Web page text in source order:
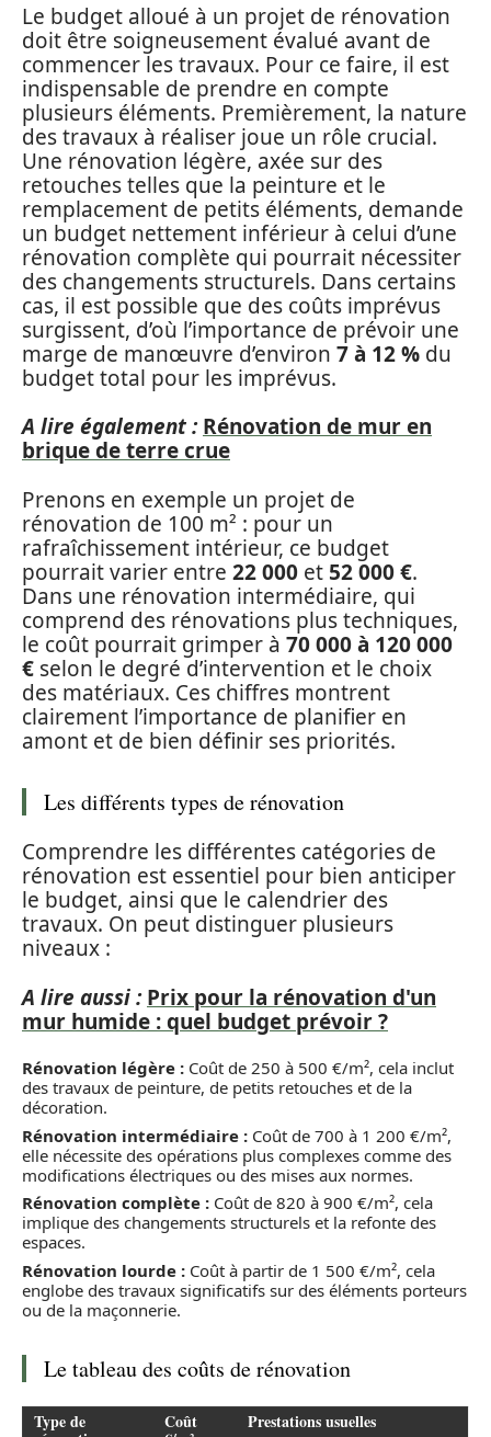
Le budget alloué à un projet de rénovation
doit être soigneusement évalué avant de
commencer les travaux. Pour ce faire, il est
indispensable de prendre en compte
plusieurs éléments. Premièrement, la nature
des travaux à réaliser joue un rôle crucial.
Une rénovation légère, axée sur des
retouches telles que la peinture et le
remplacement de petits éléments, demande
un budget nettement inférieur à celui d’une
rénovation complète qui pourrait nécessiter
des changements structurels. Dans certains
cas, il est possible que des coûts imprévus
surgissent, d’où l’importance de prévoir une
marge de manœuvre d’environ 7 à 12 % du
budget total pour les imprévus.
A lire également : Rénovation de mur en
brique de terre crue
Prenons en exemple un projet de
rénovation de 100 m² : pour un
rafraîchissement intérieur, ce budget
pourrait varier entre 22 000 et 52 000 €.
Dans une rénovation intermédiaire, qui
comprend des rénovations plus techniques,
le coût pourrait grimper à 70 000 à 120 000
€ selon le degré d’intervention et le choix
des matériaux. Ces chiffres montrent
clairement l’importance de planifier en
amont et de bien définir ses priorités.
Les différents types de rénovation
Comprendre les différentes catégories de
rénovation est essentiel pour bien anticiper
le budget, ainsi que le calendrier des
travaux. On peut distinguer plusieurs
niveaux :
A lire aussi : Prix pour la rénovation d'un
mur humide : quel budget prévoir ?
Rénovation légère : Coût de 250 à 500 €/m², cela inclut
des travaux de peinture, de petits retouches et de la
décoration.
Rénovation intermédiaire : Coût de 700 à 1 200 €/m²,
elle nécessite des opérations plus complexes comme des
modifications électriques ou des mises aux normes.
Rénovation complète : Coût de 820 à 900 €/m², cela
implique des changements structurels et la refonte des
espaces.
Rénovation lourde : Coût à partir de 1 500 €/m², cela
englobe des travaux significatifs sur des éléments porteurs
ou de la maçonnerie.
Le tableau des coûts de rénovation
Type de Coût Prestations usuelles